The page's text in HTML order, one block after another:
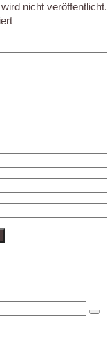
nicht veröffentlicht.